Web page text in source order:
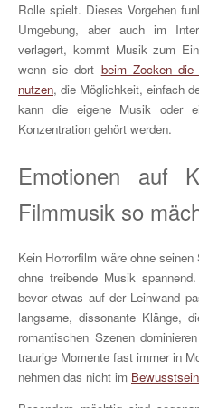
Rolle spielt. Dieses Vorgehen
Umgebung, aber auch im
verlagert, kommt Musik zum
wenn sie dort beim Zocken die
nutzen, die Möglichkeit, einfach
kann die eigene Musik oder
Konzentration gehört werden.
Emotionen auf
Filmmusik so
Kein Horrorfilm wäre ohne
ohne treibende Musik
bevor etwas auf der Leinwand
langsame, dissonante Klänge,
romantischen Szenen
traurige Momente fast immer in
nehmen das nicht im Bewusstsein